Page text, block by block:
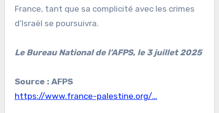
France, tant que sa complicité avec les crimes
d’Israël se poursuivra.
Le Bureau National de l’AFPS, le 3 juillet 2025
Source : AFPS
https://www.france-palestine.org/…